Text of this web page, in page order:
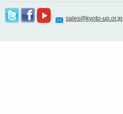
sales@kyoto-up.or.jp